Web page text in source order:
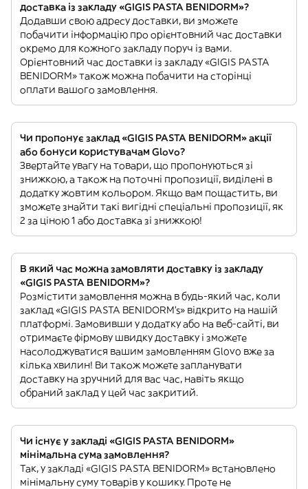
доставка із закладу «GIGIS PASTA BENIDORM»?
Додавши свою адресу доставки, ви зможете
побачити інформацію про орієнтовний час доставки
окремо для кожного закладу поруч із вами.
Орієнтовний час доставки із закладу «GIGIS PASTA
BENIDORM» також можна побачити на сторінці
оплати вашого замовлення.
Чи пропонує заклад «GIGIS PASTA BENIDORM» акції
або бонуси користувачам Glovo?
Звертайте увагу на товари, що пропонуються зі
знижкою, а також на поточні пропозиції, виділені в
додатку жовтим кольором. Якщо вам пощастить, ви
зможете знайти такі вигідні спеціальні пропозиції, як
2 за ціною 1 або доставка зі знижкою!
В який час можна замовляти доставку із закладу
«GIGIS PASTA BENIDORM»?
Розмістити замовлення можна в будь-який час, коли
заклад «GIGIS PASTA BENIDORM’s» відкрито на нашій
платформі. Замовивши у додатку або на веб-сайті, ви
отримаєте фірмову швидку доставку і зможете
насолоджуватися вашим замовленням Glovo вже за
кілька хвилин! Ви також можете запланувати
доставку на зручний для вас час, навіть якщо
обраний заклад у цей час закритий.
Чи існує у закладі «GIGIS PASTA BENIDORM»
мінімальна сума замовлення?
Так, у закладі «GIGIS PASTA BENIDORM» встановлено
мінімальну суму товарів у кошику. Проте не